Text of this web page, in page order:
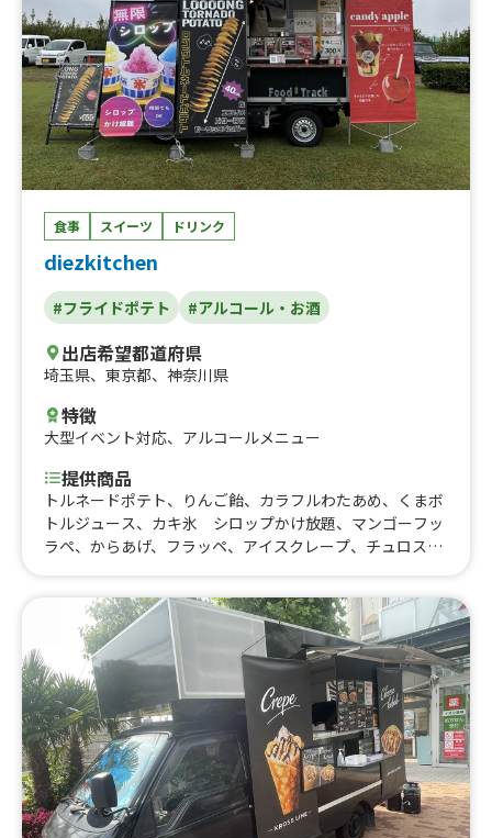
食事 スイーツ ドリンク
diezkitchen
#フライドポテト #アルコール・お酒
出店希望都道府県
埼玉県、 東京都、 神奈川県
特徴
大型イベント対応、 アルコールメニュー
提供商品
トルネードポテト、りんご飴、カラフルわたあめ、くまボ
トルジュース、カキ氷 シロップかけ放題、マンゴーフッ
ラペ、からあげ、フラッペ、アイスクレープ、チュロス、
ライドチキン、生ビール（キリン一番搾り）、陸ハイボー
ル、アイスカフェラテ、アイスコーヒー